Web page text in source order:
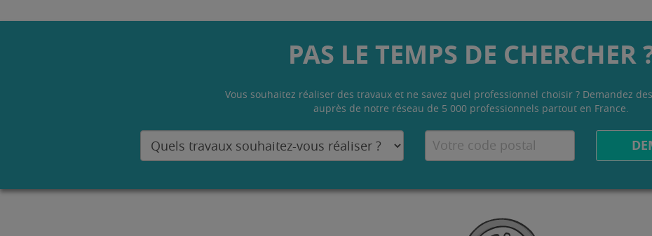
PAS LE TEMPS DE CHERCHER
Vous souhaitez réaliser des travaux et ne savez quel professionnel choisir ? Demandez
auprès de notre réseau de 5 000 professionnels partout en France.